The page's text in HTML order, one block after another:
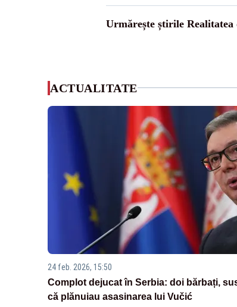
Urmărește știrile Realitatea
ACTUALITATE
24 feb. 2026, 15:50
Complot dejucat în Serbia: doi bărbați,
că plănuiau asasinarea lui Vučić